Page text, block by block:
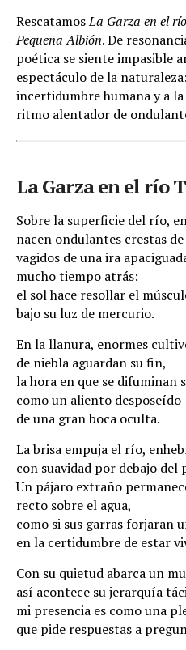
RescatamosLa Garza en el
Pequeña Albión. De
poética se siente impasible
espectáculo de la
incertidumbre humana y a
ritmo alentador de
La Garza en el río
Sobre la superficie del río,
nacen ondulantes crestas
vagidos de una ira
mucho tiempo atrás:
el sol hace resollar el
bajo su luz de mercurio.
En la llanura, enormes
de niebla aguardan su fin,
la hora en que se difuminan
como un aliento desposeído
de una gran boca oculta.
La brisa empuja el río,
con suavidad por debajo del
Un pájaro extraño
recto sobre el agua,
como si sus garras forjaran
en la certidumbre de estar
Con su quietud abarca un
así acontece su jerarquía
mi presencia es como una
que pide respuestas a